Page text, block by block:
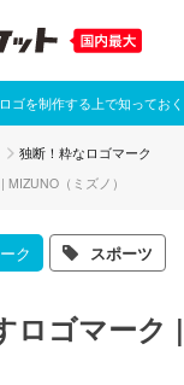
ゴを制作する上で知ってお
独断！粋なロゴマーク
（ミズノ）
ク スポーツ
ロゴマーク